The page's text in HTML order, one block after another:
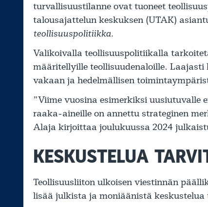
turvallisuustilanne ovat tuoneet
talousajattelun keskuksen (UTAK)
teollisuuspolitiikka.
Valikoivalla teollisuuspolitiikalla
määritellyille teollisuudenaloille.
vakaan ja hedelmällisen
”Viime vuosina esimerkiksi
raaka-aineille on annettu strateginen
Alaja kirjoittaa joulukuussa 2024
KESKUSTELUA
Teollisuusliiton ulkoisen viestinnän
lisää julkista ja moniäänistä